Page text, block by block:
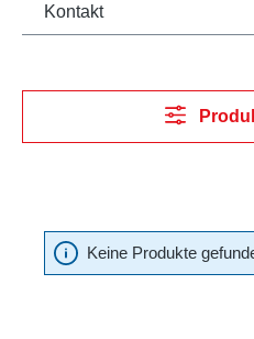
Kontakt
Keine Produkte